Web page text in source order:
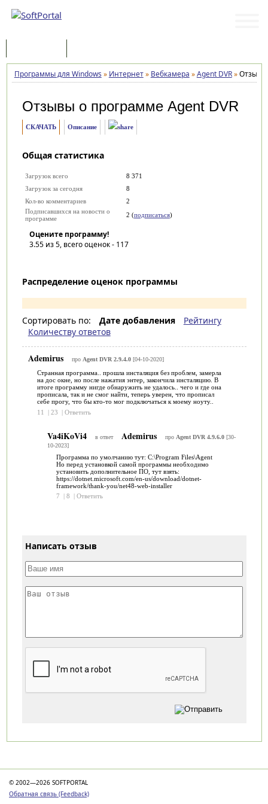
Программы для Windows » Интернет» Вебкамера »Agent DVR»Отзывы
Отзывы о программе Agent DVR
СКАЧАТЬ Описание
Общая статистика
Загрузок всего
8 371
Загрузок за сегодня
8
Кол-во комментариев
2
Подписавшихся на новости о
программе
2 (подписаться)
Оцените программу!
3.55из 5, всего оценок - 117
Распределение оценок программы
Сортировать по: Дате добавления
Рейтингу
Количеству ответов
Ademirus про Agent DVR 2.9.4.0[04-10-2020]
Странная программа.. прошла инсталяция без проблем, замерла
на дос окне, но после нажатия энтер, закончила инсталяцию. В
итоге программу нигде обнаружить не удалось.. чего и где она
прописала, так и не смог найти, теперь уверен, что прописал
себе прогу, что бы кто-то мог подключаться к моему ноуту..
11
| 23 | Ответить
Va4iKoVi4 в ответ Ademirus про Agent DVR 4.9.6.0[30-
10-2023]
Программа по умолчанию тут: C:\Program Files\Agent
Но перед установкой самой программы необходимо
установить дополнительное ПО, тут взять:
https://dotnet.microsoft.com/en-us/download/dotnet-
framework/thank-you/net48-web-installer
7
| 8 | Ответить
Написать отзыв
© 2002—2026 SOFTPORTAL
Обратная связь (Feedback)